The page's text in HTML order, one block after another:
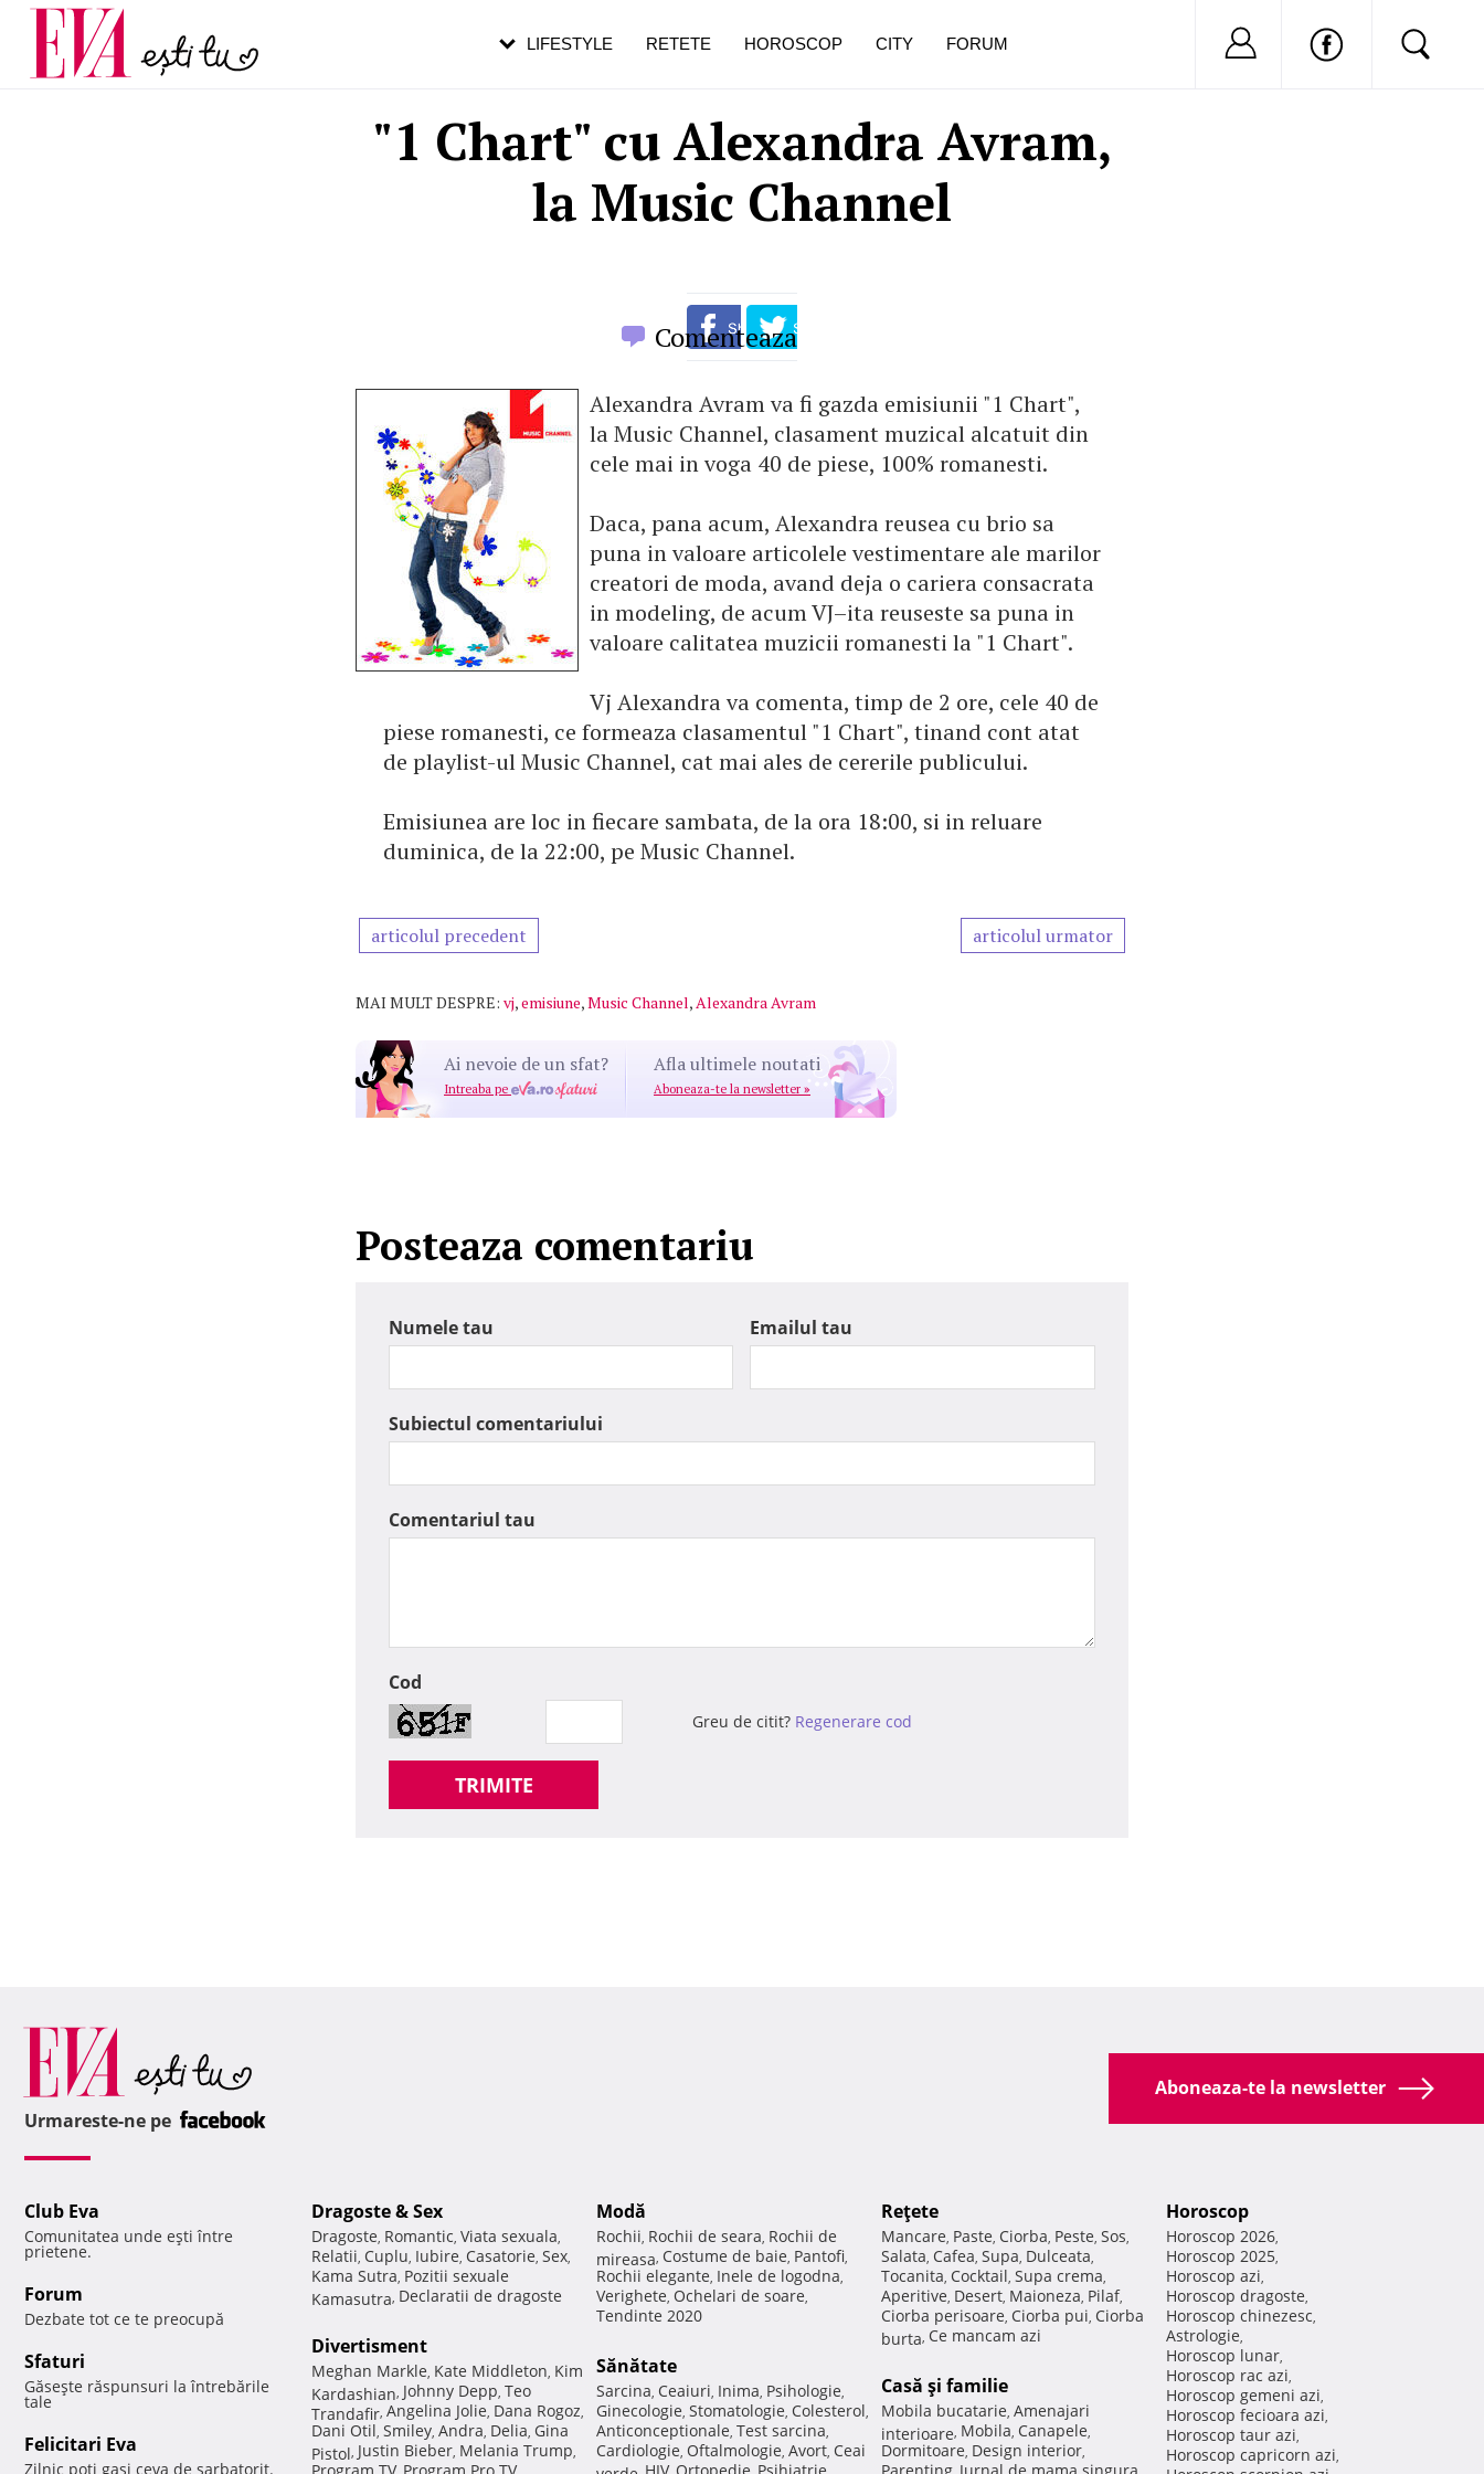
"1 Chart" cu Alexandra Avram,
la Music Channel
Comenteaza
Alexandra Avram va fi gazda emisiunii "1 Chart",
la Music Channel, clasament muzical alcatuit din
cele mai in voga 40 de piese, 100% romanesti.
Daca, pana acum, Alexandra reusea cu brio sa
puna in valoare articolele vestimentare ale marilor
creatori de moda, avand deja o cariera consacrata
in modeling, de acum VJ–ita reuseste sa puna in
valoare calitatea muzicii romanesti la "1 Chart".
Vj Alexandra va comenta, timp de 2 ore, cele 40 de
piese romanesti, ce formeaza clasamentul "1 Chart", tinand cont atat
de playlist-ul Music Channel, cat mai ales de cererile publicului.
Emisiunea are loc in fiecare sambata, de la ora 18:00, si in reluare
duminica, de la 22:00, pe Music Channel.
articolul precedent articolul urmator
MAI MULT DESPRE: vj,emisiune,Music Channel,Alexandra Avram
Ai nevoie de un sfat?
Intreaba pe
Afla ultimele noutati
Aboneaza-te la newsletter »
Posteaza comentariu
Numele tau Emailul tau
Subiectul comentariului
Comentariul tau
Cod
Greu de citit? Regenerare cod
TRIMITE
LIFESTYLE RETETE HOROSCOP CITY FORUM Nu ai cont?
Carieră
Actualitate
pe măsură ce înaintezi în vârstă
Aboneaza-te la newsletter
Urmareste-ne pe
Club Eva
Comunitatea unde eşti între
prietene.
Forum
Dezbate tot ce te preocupă
Sfaturi
Găseşte răspunsuri la întrebările
tale
Felicitari Eva
Zilnic poti gasi ceva de sarbatorit.
Dragoste & Sex
Dragoste, Romantic, Viata sexuala,
Relatii, Cuplu, Iubire, Casatorie, Sex,
Kama Sutra, Pozitii sexuale
Kamasutra, Declaratii de dragoste
Divertisment
Meghan Markle, Kate Middleton, Kim
Kardashian, Johnny Depp, Teo
Trandafir, Angelina Jolie, Dana Rogoz,
Dani Otil, Smiley, Andra, Delia, Gina
Pistol, Justin Bieber, Melania Trump,
Modă
Rochii, Rochii de seara, Rochii de
mireasa, Costume de baie, Pantofi,
Rochii elegante, Inele de logodna,
Verighete, Ochelari de soare,
Tendinte 2020
Sănătate
Sarcina, Ceaiuri, Inima, Psihologie,
Ginecologie, Stomatologie, Colesterol,
Anticonceptionale, Test sarcina,
Cardiologie, Oftalmologie, Avort, Ceai
Reţete
Mancare, Paste, Ciorba, Peste, Sos,
Salata, Cafea, Supa, Dulceata,
Tocanita, Cocktail, Supa crema,
Aperitive, Desert, Maioneza, Pilaf,
Ciorba perisoare, Ciorba pui, Ciorba
burta, Ce mancam azi
Casă şi familie
Mobila bucatarie, Amenajari
interioare, Mobila, Canapele,
Dormitoare, Design interior,
Horoscop
Horoscop 2026,
Horoscop 2025,
Horoscop azi,
Horoscop dragoste,
Horoscop chinezesc,
Astrologie,
Horoscop lunar,
Horoscop rac azi,
Horoscop gemeni azi,
Horoscop fecioara azi,
Horoscop taur azi,
Horoscop capricorn azi,